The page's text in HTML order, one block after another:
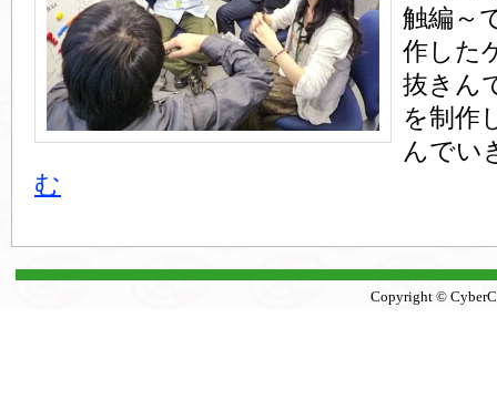
触編～
作した
抜きん
を制作
んでい
む
Copyright ©